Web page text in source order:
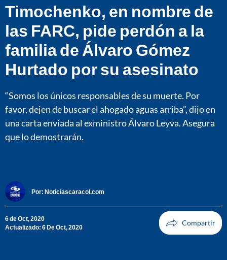
Timochenko, en nombre de
las FARC, pide perdón a la
familia de Álvaro Gómez
Hurtado por su asesinato
“Somos los únicos responsables de su muerte. Por
favor, dejen de buscar el ahogado aguas arriba”, dijo en
una carta enviada al exministro Álvaro Leyva. Asegura
que lo demostrarán.
Por: Noticiascaracol.com
6 de Oct, 2020
Actualizado: 6 De Oct, 2020